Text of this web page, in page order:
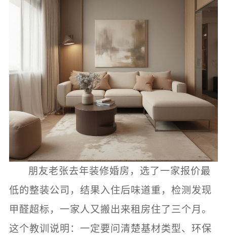
朋友老张去年装修婚房，选了一家报价最
低的整装公司，结果入住后味道重，检测发现
甲醛超标，一家人又搬出来租房住了三个月。
这个教训说明：一定要问清楚基材类型、环保